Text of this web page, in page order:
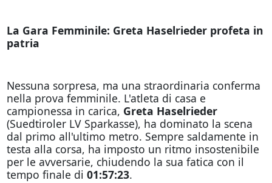
La Gara Femminile: Greta Haselrieder profeta in
patria
Nessuna sorpresa, ma una straordinaria conferma
nella prova femminile. L'atleta di casa e
campionessa in carica, Greta Haselrieder
(Suedtiroler LV Sparkasse), ha dominato la scena
dal primo all'ultimo metro. Sempre saldamente in
testa alla corsa, ha imposto un ritmo insostenibile
per le avversarie, chiudendo la sua fatica con il
tempo finale di 01:57:23.